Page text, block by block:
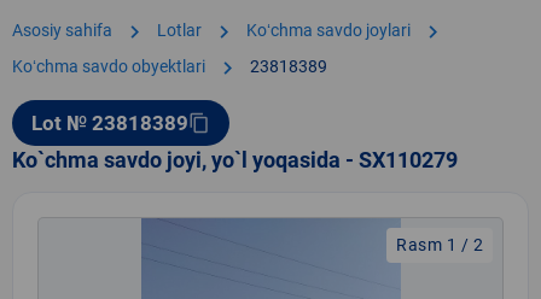
Asosiy sahifa chevron_right Lotlar chevron_right Koʻchma savdo joylari chevron_right
Koʻchma savdo obyektlari chevron_right 23818389
Lot № 23818389content_copy
Ko`chma savdo joyi, yo`l yoqasida - SX110279
Rasm 1 / 2